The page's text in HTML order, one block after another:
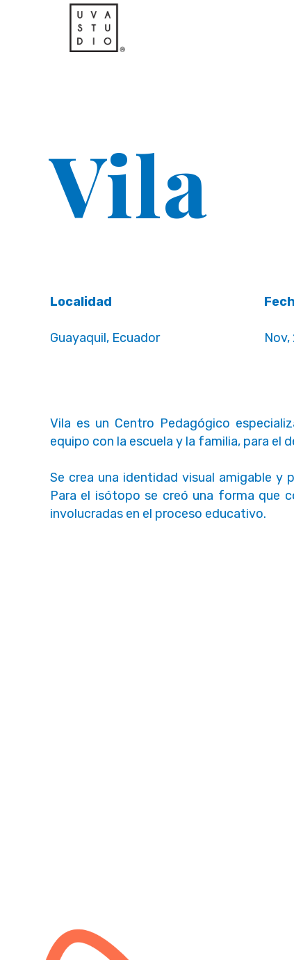
Vila
Localidad
Guayaquil, Ecuador
Vila es un Centro Pedagógico
equipo con la escuela y la familia, para el
Se crea una identidad visual amigable y
Para el isótopo se creó una forma que
involucradas en el proceso educativo.